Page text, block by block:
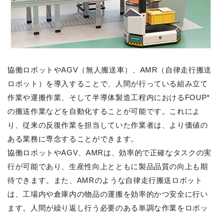
協働ロボットやAGV（無人搬送車）、AMR（自律走行搬送
ロボット）を導入することで、人間が行っている組み立て
作業や運搬作業、そして半導体製造工程内におけるFOUP*
の搬送作業などを自動化することが可能です。これによ
り、従来の反復作業を担当していた作業者は、より価値の
ある業務に専念することができます。
協働ロボットやAGV、AMRは、効率的で正確なタスクの実
行が可能であり、生産性向上とともに製品品質の向上も期
待できます。また、AMRのような自律走行搬送ロボット
は、工場内や倉庫内の物品の運搬を効率的かつ安全に行い
ます。人間が繰り返し行う必要のある単調な作業をロボッ